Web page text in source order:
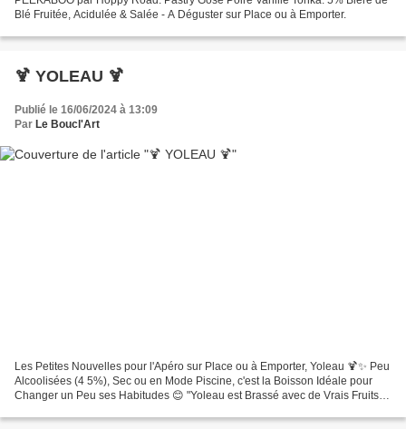
Blé Fruitée, Acidulée & Salée - A Déguster sur Place ou à Emporter.
🍹 YOLEAU 🍹
Publié le 16/06/2024 à 13:09
Par Le Boucl'Art
Les Petites Nouvelles pour l'Apéro sur Place ou à Emporter, Yoleau 🍹✨️ Peu
Alcoolisées (4 5%), Sec ou en Mode Piscine, c'est la Boisson Idéale pour
Changer un Peu ses Habitudes 😊 "Yoleau est Brassé avec de Vrais Fruits